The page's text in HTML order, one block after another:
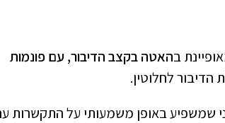
בהאטה בקצב הדיבור, עם פונמות
הדיבור לחלוטין.
שמשפיע באופן משמעותי על התקשרות